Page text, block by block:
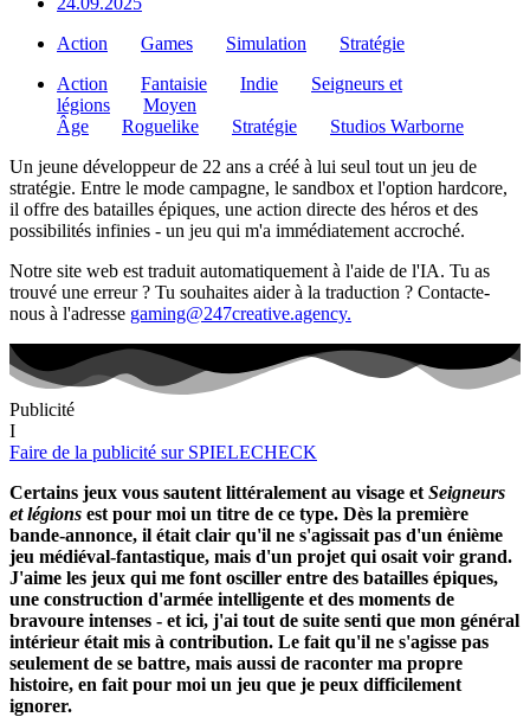
Action
Games Simulation
Stratégie
Action
Fantaisie Indie
Seigneurs et
légions
Moyen
Âge
Roguelike Stratégie
Studios Warborne
Un jeune développeur de 22 ans a créé à lui seul tout un jeu de
stratégie. Entre le mode campagne, le sandbox et l'option hardcore,
il offre des batailles épiques, une action directe des héros et des
possibilités infinies - un jeu qui m'a immédiatement accroché.
Notre site web est traduit automatiquement à l'aide de l'IA. Tu as
trouvé une erreur ? Tu souhaites aider à la traduction ? Contacte-
nous à l'adresse gaming@247creative.agency.
Publicité
I
Faire de la publicité sur SPIELECHECK
Certains jeux vous sautent littéralement au visage et Seigneurs
et légions est pour moi un titre de ce type. Dès la première
bande-annonce, il était clair qu'il ne s'agissait pas d'un énième
jeu médiéval-fantastique, mais d'un projet qui osait voir grand.
J'aime les jeux qui me font osciller entre des batailles épiques,
une construction d'armée intelligente et des moments de
bravoure intenses - et ici, j'ai tout de suite senti que mon général
intérieur était mis à contribution. Le fait qu'il ne s'agisse pas
seulement de se battre, mais aussi de raconter ma propre
histoire, en fait pour moi un jeu que je peux difficilement
ignorer.